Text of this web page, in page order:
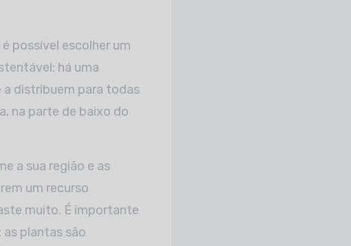
possível escolher um
há uma
a distribuem para todas
na parte de baixo do
a sua região e as
um recurso
muito. É importante
plantas são